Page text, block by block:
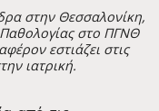
στην Θεσσαλονίκη,
Παθολογίας στο ΠΓΝΘ
εστιάζει στις
ιατρική.